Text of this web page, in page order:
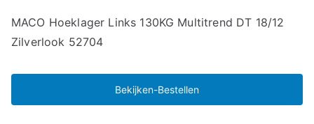
MACO Hoeklager Links 130KG Multitrend DT 18/12
Zilverlook 52704
Bekijken-Bestellen